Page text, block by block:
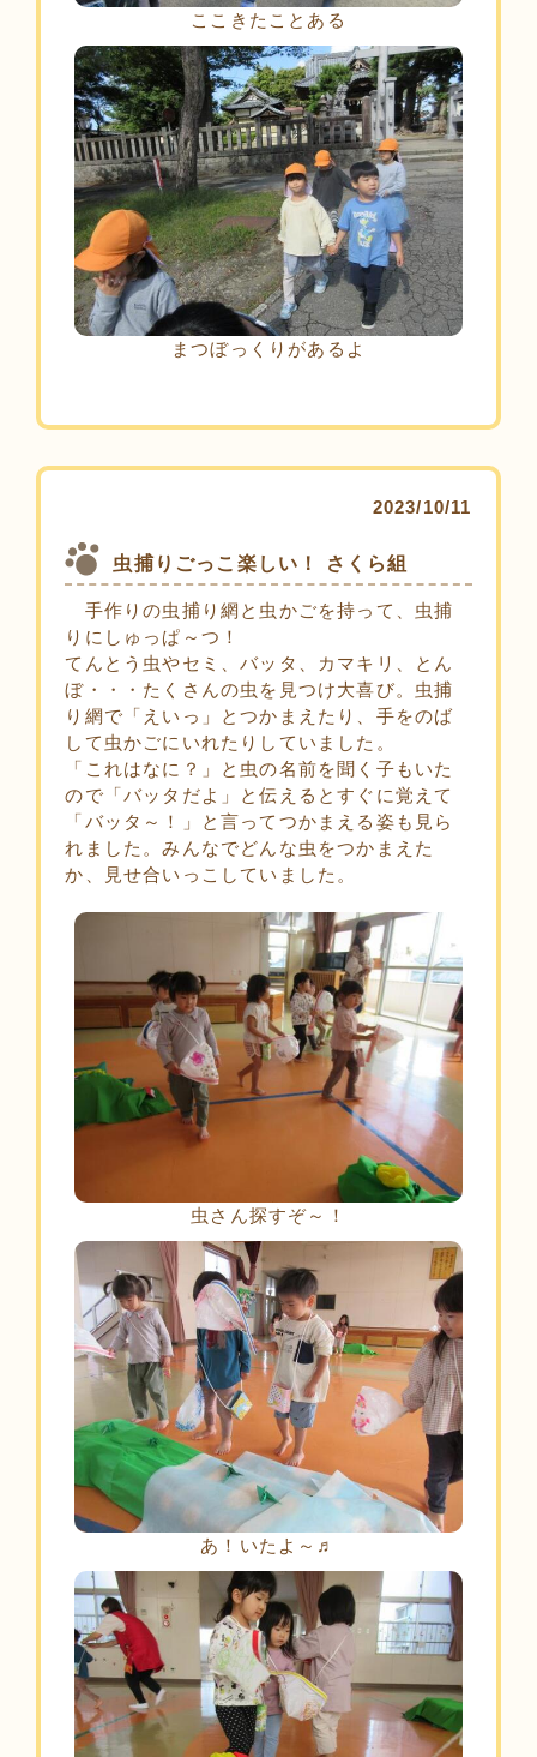
ここきたことある
まつぼっくりがあるよ
2023/10/11
虫捕りごっこ楽しい！ さくら組
手作りの虫捕り網と虫かごを持って、虫捕
りにしゅっぱ～つ！
てんとう虫やセミ、バッタ、カマキリ、とん
ぼ・・・たくさんの虫を見つけ大喜び。虫捕
り網で「えいっ」とつかまえたり、手をのば
して虫かごにいれたりしていました。
「これはなに？」と虫の名前を聞く子もいた
ので「バッタだよ」と伝えるとすぐに覚えて
「バッタ～！」と言ってつかまえる姿も見ら
れました。みんなでどんな虫をつかまえた
か、見せ合いっこしていました。
虫さん探すぞ～！
あ！いたよ～♬